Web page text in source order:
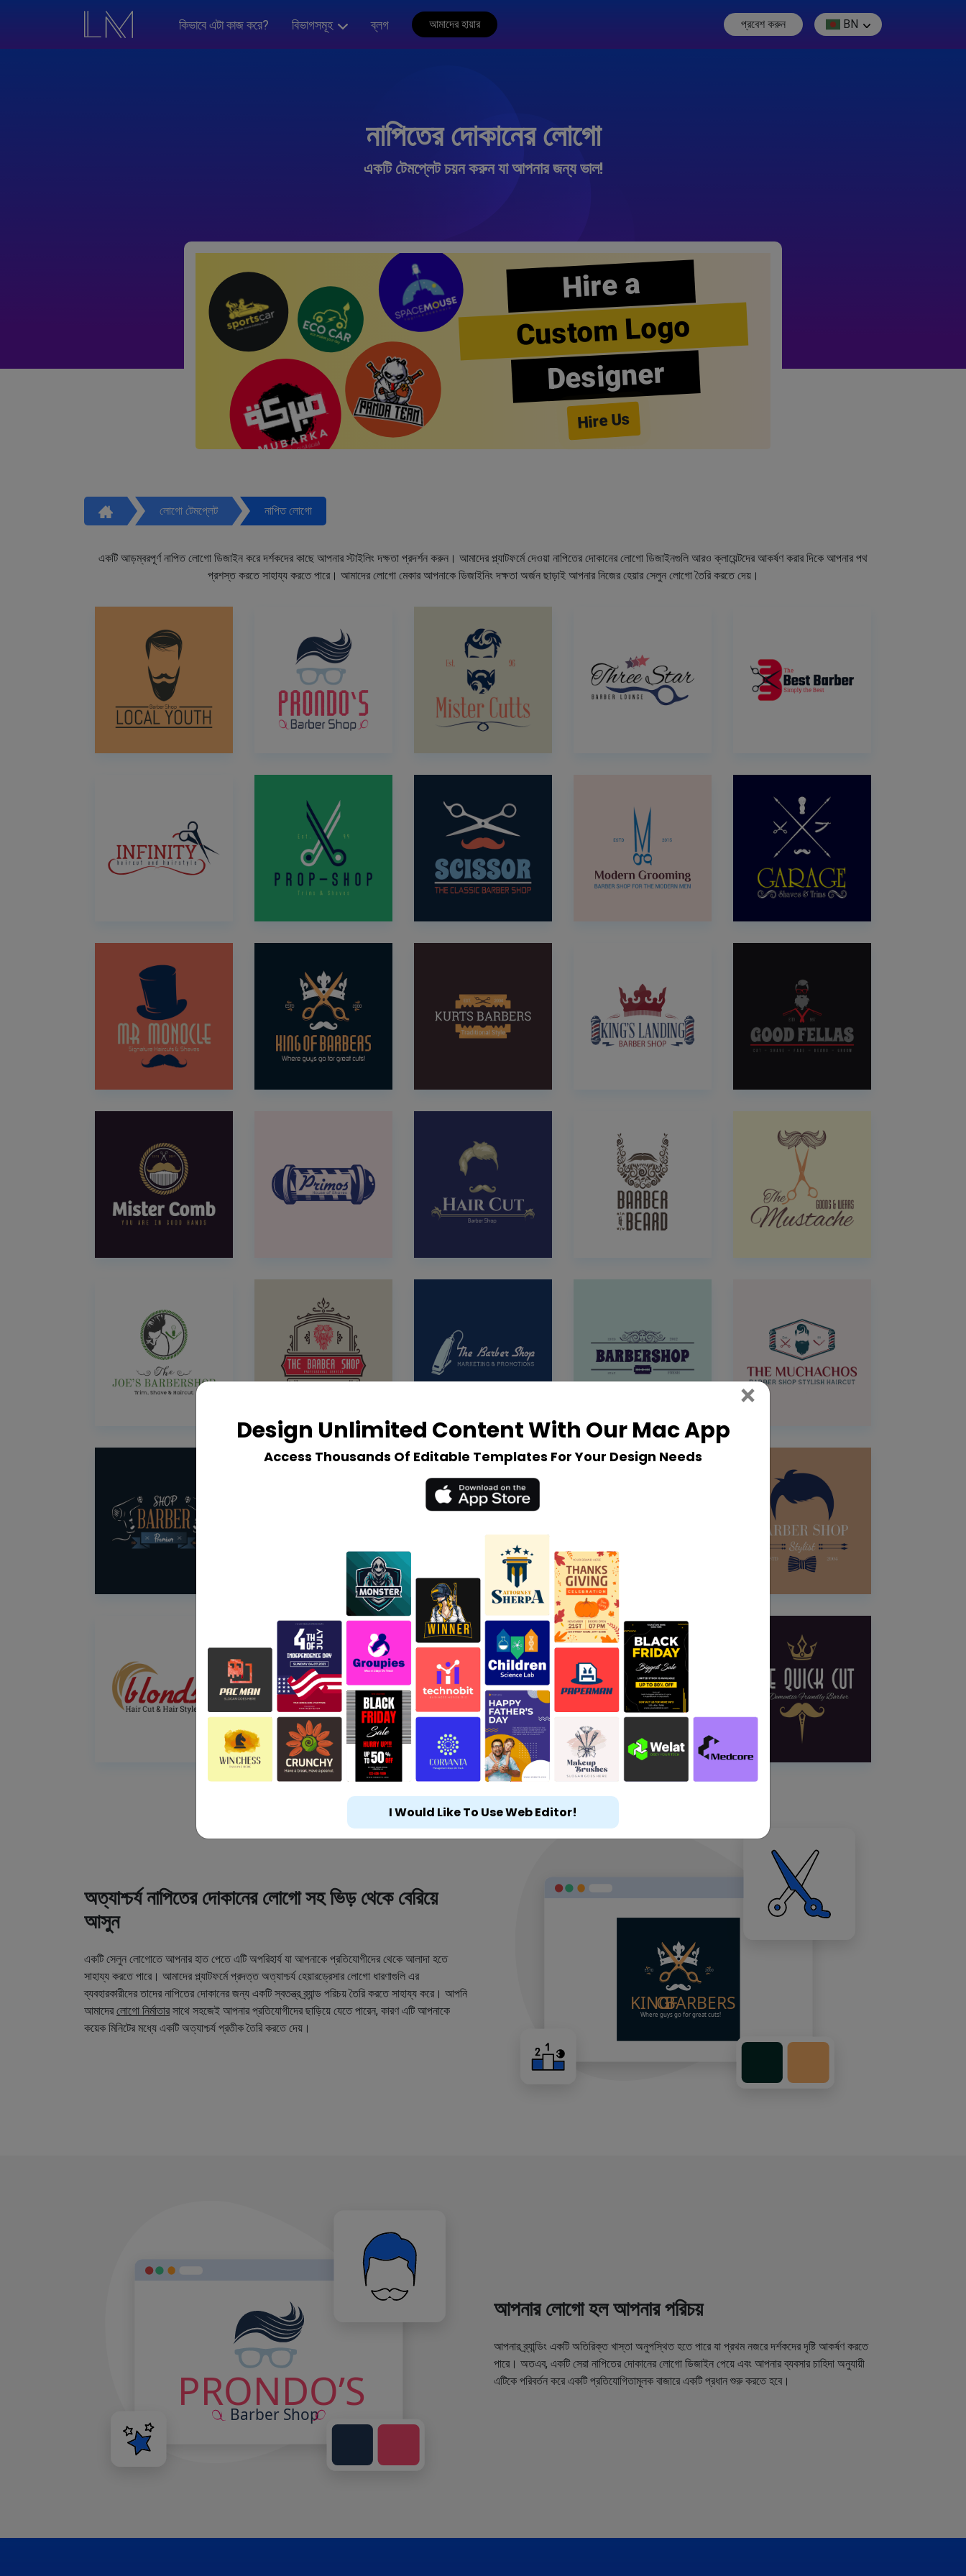
কিভাবে এটা কাজ করে? বিভাগসমূহ ব্লগ আমাদের হায়ার প্রবেশ করুন BN
নাপিতের দোকানের লোগো
একটি টেমপ্লেট চয়ন করুন যা আপনার জন্য ভাল!
Hire a
Custom Logo
Designer
Hire Us
লোগো টেমপ্লেট নাপিত লোগো
একটি আড়ম্বরপূর্ণ নাপিত লোগো ডিজাইন করে দর্শকদের কাছে আপনার স্টাইলিং দক্ষতা প্রদর্শন করুন। আমাদের প্ল্যাটফর্মে দেওয়া নাপিতের দোকানের লোগো ডিজাইনগুলি আরও ক্লায়েন্টদের আকর্ষণ করার দিকে আপনার পথ
প্রশস্ত করতে সাহায্য করতে পারে। আমাদের লোগো মেকার আপনাকে ডিজাইনিং দক্ষতা অর্জন ছাড়াই আপনার নিজের হেয়ার সেলুন লোগো তৈরি করতে দেয়।
অত্যাশ্চর্য নাপিতের দোকানের লোগো সহ ভিড় থেকে বেরিয়ে
আসুন
একটি সেলুন লোগোতে আপনার হাত পেতে এটি অপরিহার্য যা আপনাকে প্রতিযোগীদের থেকে আলাদা হতে
সাহায্য করতে পারে। আমাদের প্ল্যাটফর্মে প্রদত্ত অত্যাশ্চর্য হেয়ারড্রেসার লোগো ধারণাগুলি এর
ব্যবহারকারীদের তাদের নাপিতের দোকানের জন্য একটি স্বতন্ত্র ব্র্যান্ড পরিচয় তৈরি করতে সাহায্য করে। আপনি
আমাদেরলোগো নির্মাতারসাথে সহজেই আপনার প্রতিযোগীদের ছাড়িয়ে যেতে পারেন, কারণ এটি আপনাকে
কয়েক মিনিটের মধ্যে একটি অত্যাশ্চর্য প্রতীক তৈরি করতে দেয়।
আপনার লোগো হল আপনার পরিচয়
আপনার ব্র্যান্ডিং একটি অতিরিক্ত খাস্তা অনুপস্থিত হতে পারে যা প্রথম নজরে দর্শকদের দৃষ্টি আকর্ষণ করতে
পারে। অতএব, একটি সেরা নাপিতের দোকানের লোগো ডিজাইন পেয়ে এবং আপনার ব্যবসার চাহিদা অনুযায়ী
এটিকে পরিবর্তন করে একটি প্রতিযোগিতামূলক বাজারে একটি প্রধান শুরু করতে হবে।
Design Unlimited Content With Our Mac App
Access Thousands Of Editable Templates For Your Design Needs
× Close
I Would Like To Use Web Editor!